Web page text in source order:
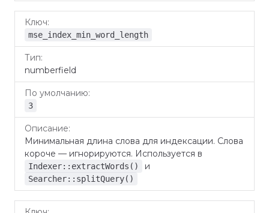
mse_index_min_word_length
numberfield
3
Минимальная длина слова для индексации. Слова
короче — игнорируются. Используется в
Indexer::extractWords() и
Searcher::splitQuery()